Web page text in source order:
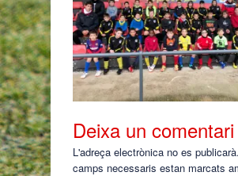
Deixa un comentari
L'adreça electrònica no es publicarà.
camps necessaris estan marcats